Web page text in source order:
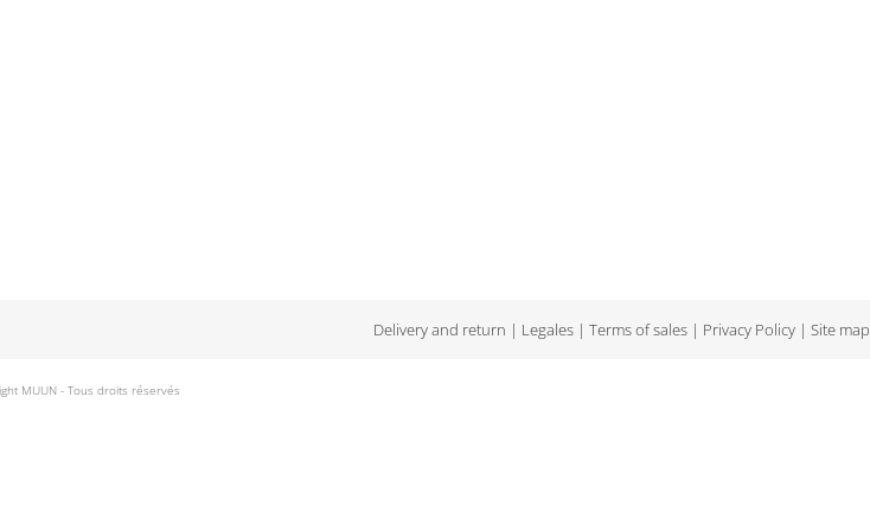
Delivery and return | Legales| Terms of sales| Privacy Policy| Site map
MUUN - Tous droits réservés